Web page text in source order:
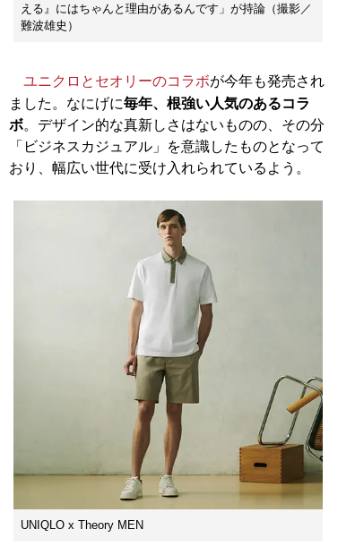
える』にはちゃんと理由があるんです」が持論（撮影／
難波雄史）
ユニクロとセオリーのコラボが今年も発売され
ました。なにげに毎年、根強い人気のあるコラ
ボ。デザイン的な真新しさはないものの、その分
「ビジネスカジュアル」を意識したものとなって
おり、幅広い世代に受け入れられているよう。
UNIQLO x Theory MEN